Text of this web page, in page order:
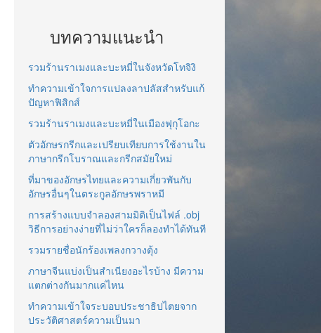
บทความแนะนำ
รวมร้านราเมงและบะหมี่ในจังหวัดโทจิงิ
ทำความเข้าใจการแปลงลาปลัสสำหรับแก้
ปัญหาฟิสิกส์
รวมร้านราเมงและบะหมี่ในเมืองฟุกุโอกะ
ตัวอักษรกรีกและเปรียบเทียบการใช้งานใน
ภาษากรีกโบราณและกรีกสมัยใหม่
ที่มาของอักษรไทยและความเกี่ยวพันกับ
อักษรอื่นๆในตระกูลอักษรพราหมี
การสร้างแบบจำลองสามมิติเป็นไฟล์ .obj
วิธีการอย่างง่ายที่ไม่ว่าใครก็ลองทำได้ทันที
รวมรายชื่อนักร้องเพลงกวางตุ้ง
ภาษาจีนแบ่งเป็นสำเนียงอะไรบ้าง มีความ
แตกต่างกันมากแค่ไหน
ทำความเข้าใจระบอบประชาธิปไตยจาก
ประวัติศาสตร์ความเป็นมา